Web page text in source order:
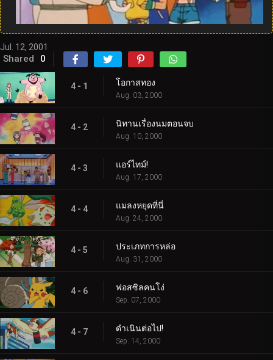
Jul. 12, 2001
Shared 0
4 - 1 โอกาสทอง
Aug. 03, 2000
4 - 2 นิทานเรื่องนมตอนจบ
Aug. 10, 2000
4 - 3 แอร์ไทม์!
Aug. 17, 2000
4 - 4 แมลงหยุดที่นี่
Aug. 24, 2000
4 - 5 ประเภทการหล่อ
Aug. 31, 2000
4 - 6 ฟอสซิลคนโง่
Sep. 07, 2000
4 - 7 ดำเนินต่อไป!
Sep. 14, 2000